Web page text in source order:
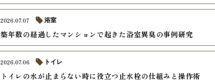
築年数の経過したマンションで起きた浴室異臭の事例研究
2026.07.07 浴室
トイレの水が止まらない時に役立つ止水栓の仕組みと操作術
2026.07.06 トイレ